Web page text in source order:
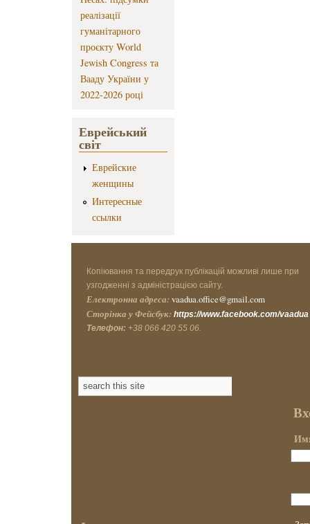
реалізації
гуманітарного
проєкту World
Jewish Congress та
Вааду України у
2022-2026 році
Еврейський
світ
Еврейские
женщины
Интересные
ссылки
Копіювання та передрук публікацій можливі лише при
узгодженні з адміністрацією сайту.
Електронна адреса: vaadua.office@gmail.com
Сторінка у Фейсбук: https://www.facebook.com/vaadua
Телефон: +38 066 420 55 06.